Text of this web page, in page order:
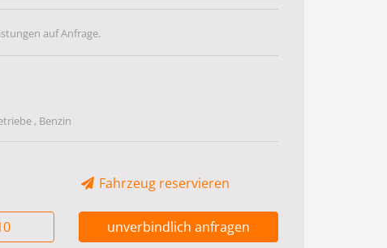
auf Anfrage.
, Benzin
Fahrzeug reservieren
unverbindlich anfragen